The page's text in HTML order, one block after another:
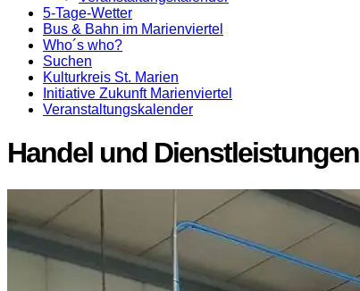
5-Tage-Wetter
Bus & Bahn im Marienviertel
Who´s who?
Suchen
Kulturkreis St. Marien
Initiative Zukunft Marienviertel
Veranstaltungskalender
Handel und Dienstleistungen